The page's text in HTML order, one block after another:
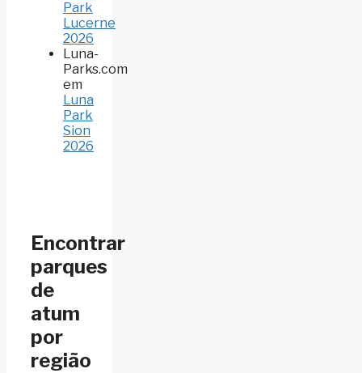
Park
Lucerne
2026
Luna-
Parks.com
em
Luna
Park
Sion
2026
Encontrar
parques
de
atum
por
região